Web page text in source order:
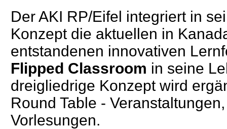
Der AKI RP/Eifel integriert in
Konzept die aktuellen in
entstandenen innovativen
Flipped Classroom in seine
dreigliedrige Konzept wird
Round Table -
Vorlesungen.